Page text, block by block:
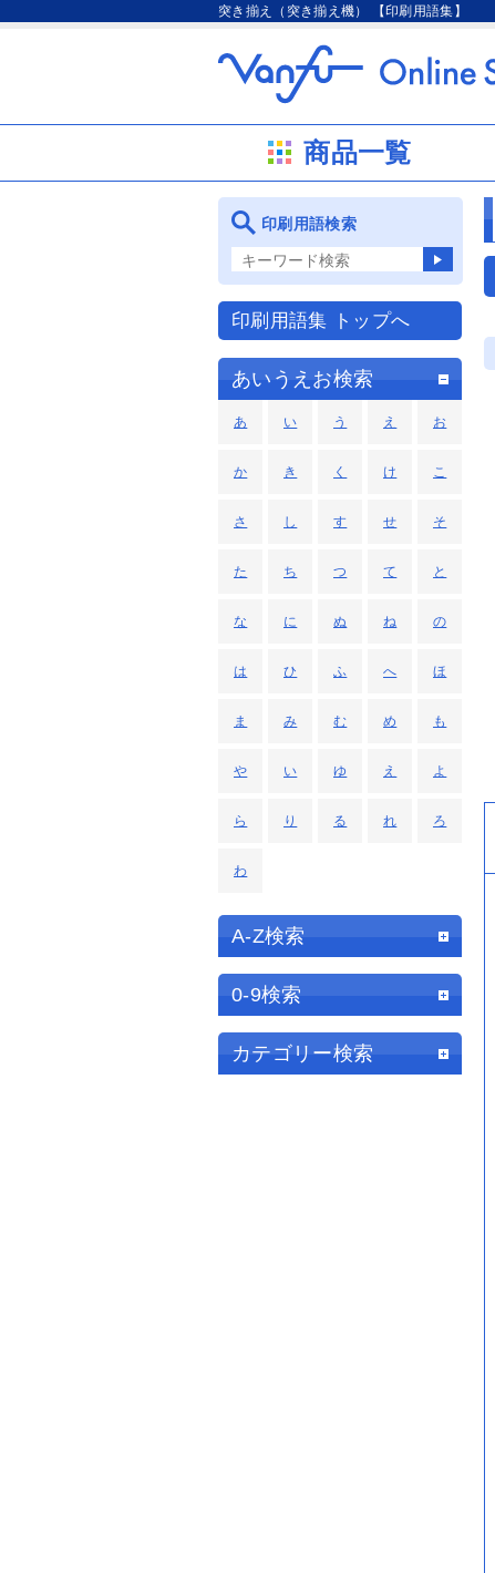
突き揃え（突き揃え機） 【印刷用語集】
商品一覧
印刷用語検索
印刷用語集 トップへ
あいうえお検索
あ い う え お
か き く け こ
さ し す せ そ
た ち つ て と
な に ぬ ね の
は ひ ふ へ ほ
ま み む め も
や い ゆ え よ
ら り る れ ろ
わ
A-Z検索
0-9検索
カテゴリー検索